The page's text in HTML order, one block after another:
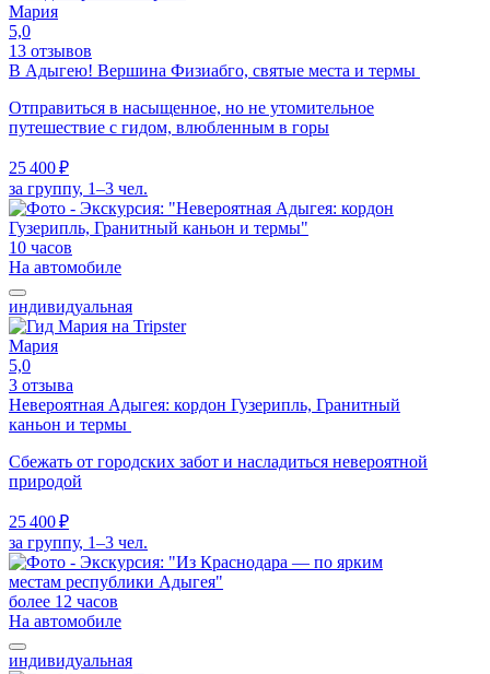
Мария
5,0
13 отзывов
В Адыгею! Вершина Физиабго, святые места и термы
Отправиться в насыщенное, но не утомительное
путешествие с гидом, влюбленным в горы
25 400 ₽
за группу, 1–3 чел.
10 часов
На автомобиле
индивидуальная
Мария
5,0
3 отзыва
Невероятная Адыгея: кордон Гузерипль, Гранитный
каньон и термы
Сбежать от городских забот и насладиться невероятной
природой
25 400 ₽
за группу, 1–3 чел.
более 12 часов
На автомобиле
индивидуальная